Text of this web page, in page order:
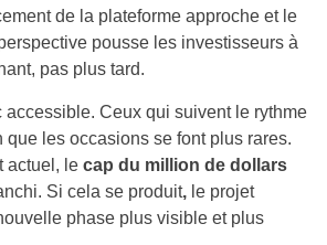
de la plateforme approche et le
pousse les investisseurs à
pas plus tard.
accessible. Ceux qui suivent le rythme
que les occasions se font plus rares.
actuel, le cap du million de dollars
Si cela se produit, le projet
phase plus visible et plus